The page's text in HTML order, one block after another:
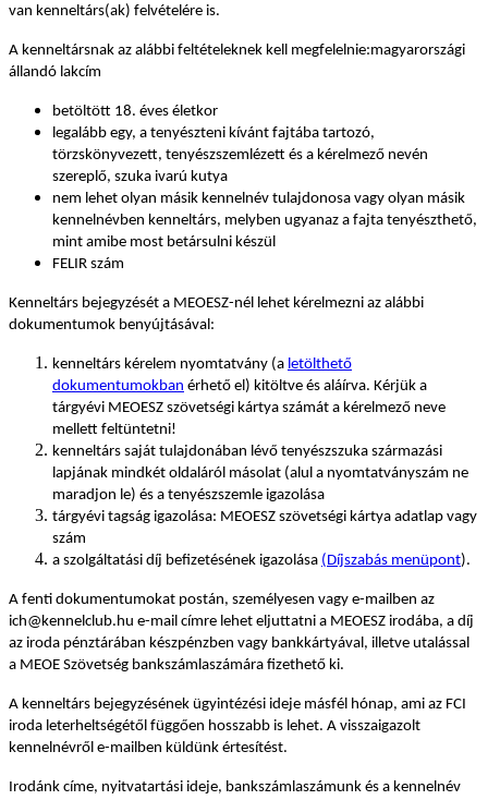
van kenneltárs(ak) felvételére is.
A kenneltársnak az alábbi feltételeknek kell megfelelnie:magyarországi
állandó lakcím
betöltött 18. éves életkor
legalább egy, a tenyészteni kívánt fajtába tartozó,
törzskönyvezett, tenyészszemlézett és a kérelmező nevén
szereplő, szuka ivarú kutya
nem lehet olyan másik kennelnév tulajdonosa vagy olyan másik
kennelnévben kenneltárs, melyben ugyanaz a fajta tenyészthető,
mint amibe most betársulni készül
FELIR szám
Kenneltárs bejegyzését a MEOESZ-nél lehet kérelmezni az alábbi
dokumentumok benyújtásával:
kenneltárs kérelem nyomtatvány (a letölthető
dokumentumokban érhető el) kitöltve és aláírva. Kérjük a
tárgyévi MEOESZ szövetségi kártya számát a kérelmező neve
mellett feltüntetni!
kenneltárs saját tulajdonában lévő tenyészszuka származási
lapjának mindkét oldaláról másolat (alul a nyomtatványszám ne
maradjon le) és a tenyészszemle igazolása
tárgyévi tagság igazolása: MEOESZ szövetségi kártya adatlap vagy
szám
a szolgáltatási díj befizetésének igazolása (Díjszabás menüpont).
A fenti dokumentumokat postán, személyesen vagy e-mailben az
ich@kennelclub.hu e-mail címre lehet eljuttatni a MEOESZ irodába, a díj
az iroda pénztárában készpénzben vagy bankkártyával, illetve utalással
a MEOE Szövetség bankszámlaszámára fizethető ki.
A kenneltárs bejegyzésének ügyintézési ideje másfél hónap, ami az FCI
iroda leterheltségétől függően hosszabb is lehet. A visszaigazolt
kennelnévről e-mailben küldünk értesítést.
Irodánk címe, nyitvatartási ideje, bankszámlaszámunk és a kennelnév